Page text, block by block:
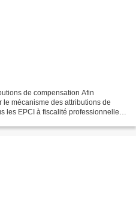
de compensation Afin
le mécanisme des attributions de
les EPCI à fiscalité professionnelle